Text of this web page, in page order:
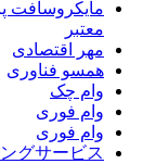
مایکروسافت
معتبر
مهر اقتصادی
همسو فناوری
وام چک
وام فوری
وام فوری
グサービス